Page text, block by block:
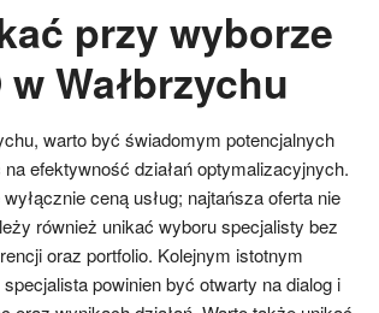
przy wyborze
Wałbrzychu
warto być świadomym potencjalnych
na efektywność działań optymalizacyjnych.
ceną usług; najtańsza oferta nie
również unikać wyboru specjalisty bez
oraz portfolio. Kolejnym istotnym
powinien być otwarty na dialog i